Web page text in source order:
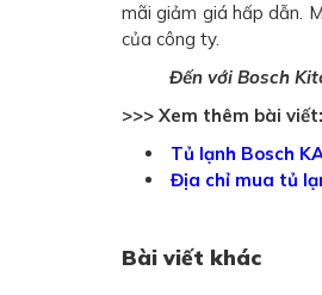
mãi giảm giá hấp dẫn.
của công ty.
Đến với Bosch
>>> Xem thêm bài viết:
Tủ lạnh Bosch
Địa chỉ mua tủ
Bài viết khác